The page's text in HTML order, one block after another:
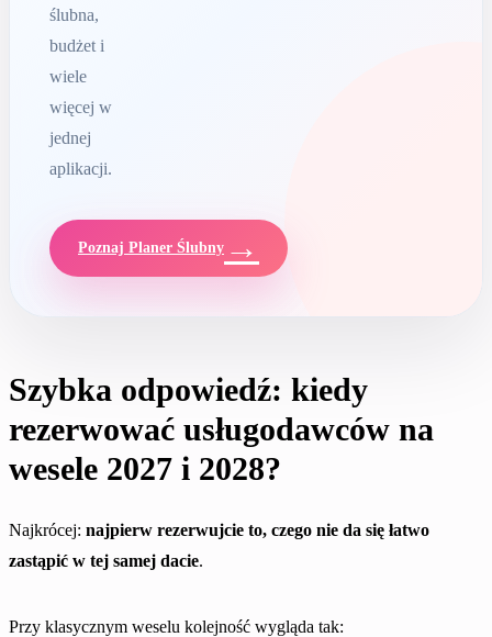
ślubna,
budżet i
wiele
więcej w
jednej
aplikacji.
Poznaj Planer Ślubny →
Szybka odpowiedź: kiedy
rezerwować usługodawców na
wesele 2027 i 2028?
Najkrócej: najpierw rezerwujcie to, czego nie da się łatwo
zastąpić w tej samej dacie.
Przy klasycznym weselu kolejność wygląda tak: